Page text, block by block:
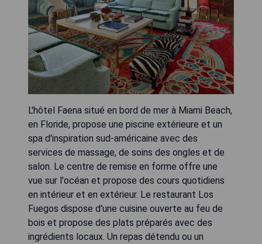
L'hôtel Faena situé en bord de mer à Miami Beach,
en Floride, propose une piscine extérieure et un
spa d'inspiration sud-américaine avec des
services de massage, de soins des ongles et de
salon. Le centre de remise en forme offre une
vue sur l'océan et propose des cours quotidiens
en intérieur et en extérieur. Le restaurant Los
Fuegos dispose d'une cuisine ouverte au feu de
bois et propose des plats préparés avec des
ingrédients locaux. Un repas détendu ou un